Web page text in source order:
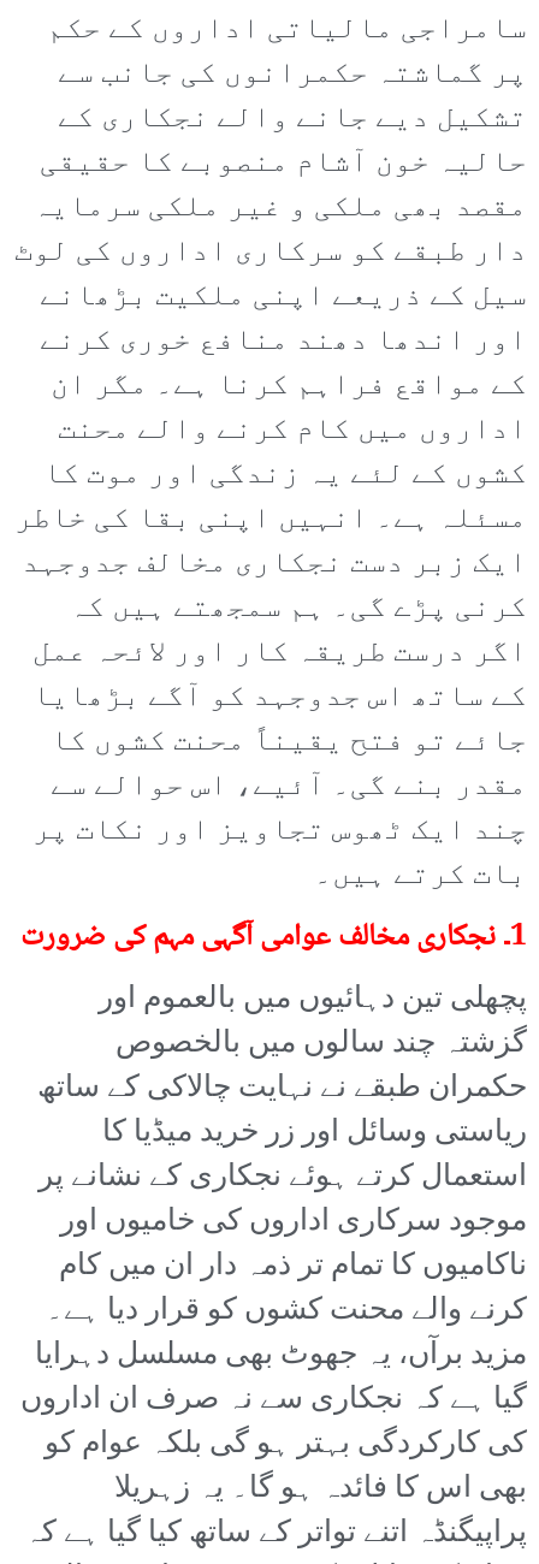
سامراجی مالیاتی اداروں کے حکم
پر گماشتہ حکمرانوں کی جانب سے
تشکیل دیے جانے والے نجکاری کے
حالیہ خون آشام منصوبے کا حقیقی
مقصد بھی ملکی و غیر ملکی سرمایہ
دار طبقے کو سرکاری اداروں کی لوٹ
سیل کے ذریعے اپنی ملکیت بڑھانے
اور اندھا دھند منافع خوری کرنے
کے مواقع فراہم کرنا ہے۔ مگر ان
اداروں میں کام کرنے والے محنت
کشوں کے لئے یہ زندگی اور موت کا
مسئلہ ہے۔ انہیں اپنی بقا کی خاطر
ایک زبر دست نجکاری مخالف جدوجہد
کرنی پڑے گی۔ ہم سمجھتے ہیں کہ
اگر درست طریقہ کار اور لائحہ عمل
کے ساتھ اس جدوجہد کو آگے بڑھایا
جائے تو فتح یقیناً محنت کشوں کا
مقدر بنے گی۔ آئیے، اس حوالے سے
چند ایک ٹھوس تجاویز اور نکات پر
بات کرتے ہیں۔
1۔ نجکاری مخالف عوامی آگہی مہم کی ضرورت
پچھلی تین دہائیوں میں بالعموم اور
گزشتہ چند سالوں میں بالخصوص
حکمران طبقے نے نہایت چالاکی کے ساتھ
ریاستی وسائل اور زر خرید میڈیا کا
استعمال کرتے ہوئے نجکاری کے نشانے پر
موجود سرکاری اداروں کی خامیوں اور
ناکامیوں کا تمام تر ذمہ دار ان میں کام
کرنے والے محنت کشوں کو قرار دیا ہے۔
مزید برآں، یہ جھوٹ بھی مسلسل دہرایا
گیا ہے کہ نجکاری سے نہ صرف ان اداروں
کی کارکردگی بہتر ہو گی بلکہ عوام کو
بھی اس کا فائدہ ہو گا۔ یہ زہریلا
پراپیگنڈہ اتنے تواتر کے ساتھ کیا گیا ہے کہ